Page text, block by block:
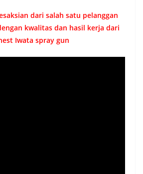
dari salah satu pelanggan
kwalitas dan hasil kerja dari
Iwata spray gun